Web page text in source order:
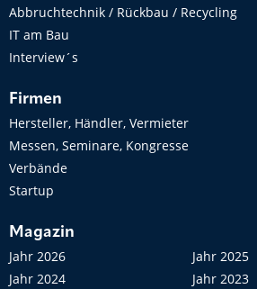
Abbruchtechnik / Rückbau / Recycling
IT am Bau
Interview´s
Firmen
Hersteller, Händler, Vermieter
Messen, Seminare, Kongresse
Verbände
Startup
Magazin
Jahr 2026
Jahr 2025
Jahr 2024
Jahr 2023